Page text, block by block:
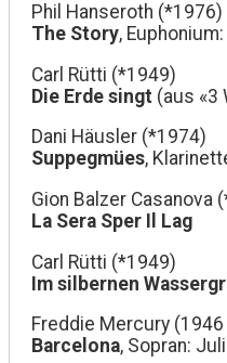
Phil Hanseroth (*1976)
The Story,
Carl Rütti (*1949)
Die Erde singt (aus «3
Dani Häusler (*1974)
Suppegmües,
Gion Balzer Casanova
La Sera Sper Il Lag
Carl Rütti (*1949)
Im silbernen
Freddie Mercury
Barcelona, Sopran: